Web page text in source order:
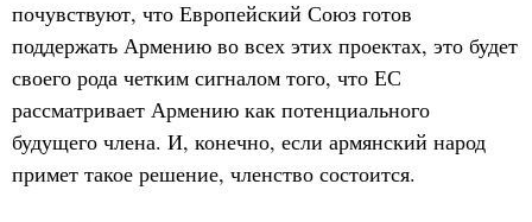
почувствуют, что Европейский Союз готов
поддержать Армению во всех этих проектах, это будет
своего рода четким сигналом того, что ЕС
рассматривает Армению как потенциального
будущего члена. И, конечно, если армянский народ
примет такое решение, членство состоится.